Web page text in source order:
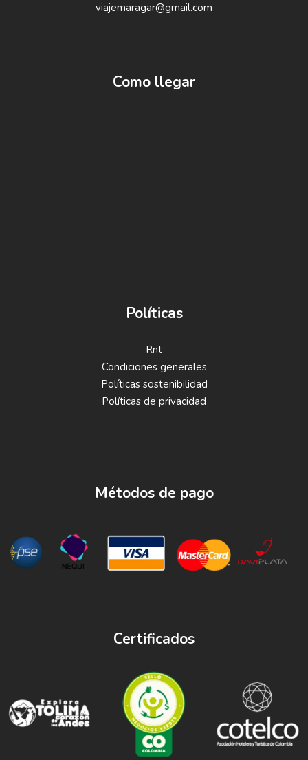
viajemaragar@gmail.com
Como llegar
Políticas
Rnt
Condiciones generales
Políticas sostenibilidad
Políticas de privacidad
Métodos de pago
Certificados